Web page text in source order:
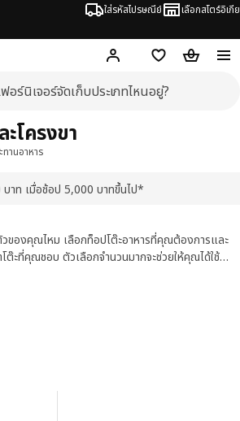
ใส่รหัสไปรษณีย์ เลือกสโตร์อิเกีย
Hej! เข้าสู่ระบบ หรือ ลงทะเ
ช้อปปิ้งลิสต์ตะกร้าสินค้
ทานอาหาร
าท เมื่อช้อป 5,000 บาทขึ้นไป*
ะโครงขา
ของคุณไหม เลือกท็อปโต๊ะอาหารที่คุณต้องการและ
ต๊ะที่คุณชอบ ตัวเลือกจำนวนมากจะช่วยให้คุณได้ใช้
ท็อปที่มีตัวเลือกของสีสันและวัสดุที่หลากหลาย รวม
อง